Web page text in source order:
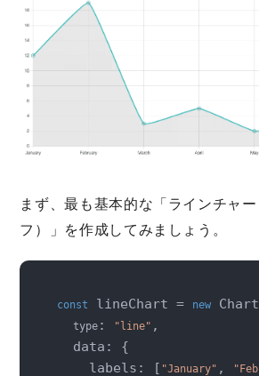
まず、最も基本的な「ラインチャ
フ）」を作成してみましょう。
const lineChart = new
type: "line" ,
  data: {
    labels: [
"January" ,